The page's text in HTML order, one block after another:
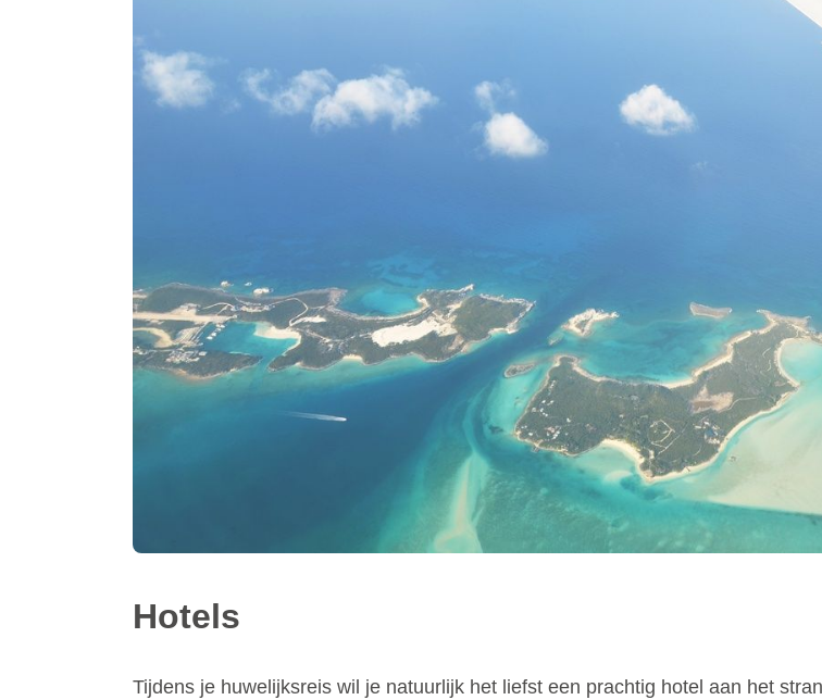
Hotels
Tijdens je huwelijksreis wil je natuurlijk het liefst een prachtig hotel aan het